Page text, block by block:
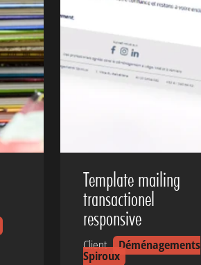
Template mailing
transactionel
responsive
Client Déménagements
Spiroux